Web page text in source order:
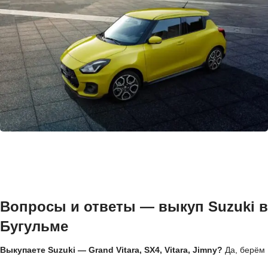
Вопросы и ответы — выкуп Suzuki в
Бугульме
Выкупаете Suzuki — Grand Vitara, SX4, Vitara, Jimny? Да, берём